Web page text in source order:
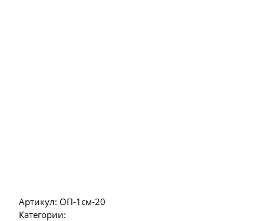
Артикул: ОП-1см-20
Категории: